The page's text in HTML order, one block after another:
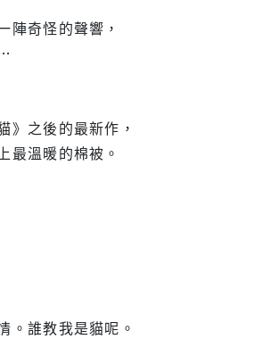
陣奇怪的聲響，
》之後的最新作，
最溫暖的棉被。
誰教我是貓呢。